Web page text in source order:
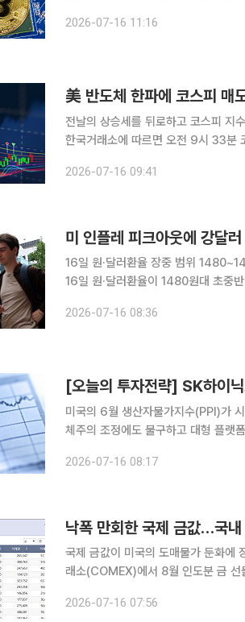
환경 완화 기대와 현물 상장지수펀드
2026-07-16 11:16
전날의 상승세를 뒤로하고 코스피 지
한국거래소에 따르면 오전 9시 33
이날 오전 9시 10분경 미니 코스피
2026-07-16 09:41
미 인플레 피크아웃에 강달
16일 원·달러환율 장중 범위
16일 원·달러환율이 1480원대 초중반에서 등
서 "달러 약세 속 수출업체 네고 물량
2026-07-16 08:36
[오늘의 투자전략] SK하이
미국의 6월 생산자물가지수(PPI)가
체주의 조정에도 불구하고 대형 플랫
2026-07-16 08:17
낙폭 만회한 국제 금값…국
국제 금값이 미국의 도매물가 둔화에 장 초반 낙폭
래소(COMEX)에서 8월 인도분 금
을 나타냈다. 현물 금값은 장 초반 약
2026-07-16 07:56